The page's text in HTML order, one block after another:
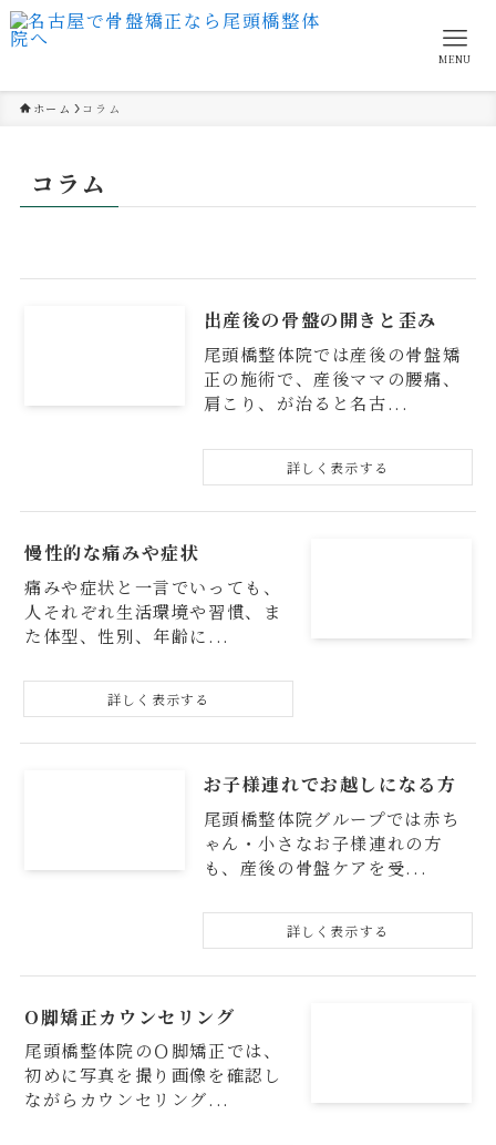
MENU
ホーム コラム
コラム
出産後の骨盤の開きと歪み
尾頭橋整体院では産後の骨盤矯
正の施術で、産後ママの腰痛、
肩こり、が治ると名古...
慢性的な痛みや症状
痛みや症状と一言でいっても、
人それぞれ生活環境や習慣、ま
た体型、性別、年齢に...
お子様連れでお越しになる方
尾頭橋整体院グループでは赤ち
ゃん・小さなお子様連れの方
も、産後の骨盤ケアを受...
O脚矯正カウンセリング
尾頭橋整体院のＯ脚矯正では、
初めに写真を撮り画像を確認し
ながらカウンセリング...